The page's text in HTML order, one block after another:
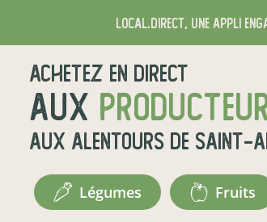
local.direct, une appli
Achetez en direct
aux
aux alentours de Saint-
légumes fruits